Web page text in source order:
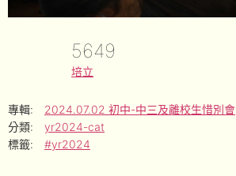
5649
培立
專輯:
2024.07.02 初中-中三及離校生惜別會
分類:
yr2024-cat
標籤:
#yr2024